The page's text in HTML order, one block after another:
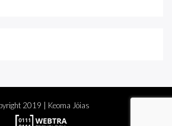
2019 | Keoma Jóias